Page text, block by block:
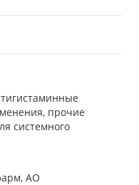
прочие
системного
АО